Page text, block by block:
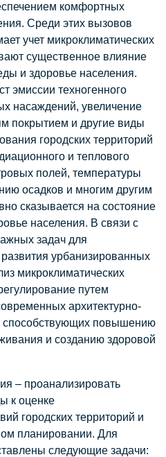
комфортных
Среди этих вызовов
учет микроклиматических
существенное влияние
и здоровье населения.
эмиссии техногенного
насаждений, увеличение
покрытием и другие виды
городских территорий
и теплового
полей, температуры
осадков и многим другим
сказывается на состояние
населения. В связи с
задач для
урбанизированных
микроклиматических
путем
архитектурно-
повышению
и созданию здоровой
– проанализировать
к оценке
городских территорий и
планировании. Для
следующие задачи: